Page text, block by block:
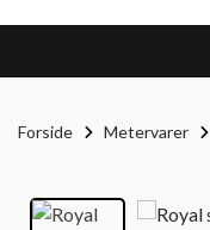
Forside Metervarer